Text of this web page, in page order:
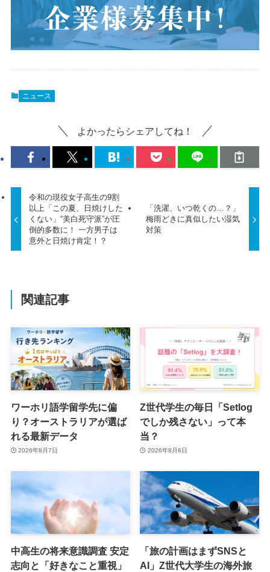
ニュース
よかったらシェアしてね！
令和の現役女子高生の9割
以上「この夏、日焼けした
くない」“美白死守派”が圧
倒的多数に！ 一方男子は
意外と日焼け肯定！？
「洗濯、いつ乾くの…？」
梅雨どきに真似したい湿気
対策
関連記事
ワーホリ語学留学先に偏
り？オーストラリアが選ば
れる最新データ
2026年8月7日
Z世代学生の毎日「Setlog
でしか残さない」って本
当？
2026年8月6日
中高生の将来意識調査 安定
志向と「好きなこと重視」
「旅の計画はまずSNSと
AI」Z世代大学生の海外旅